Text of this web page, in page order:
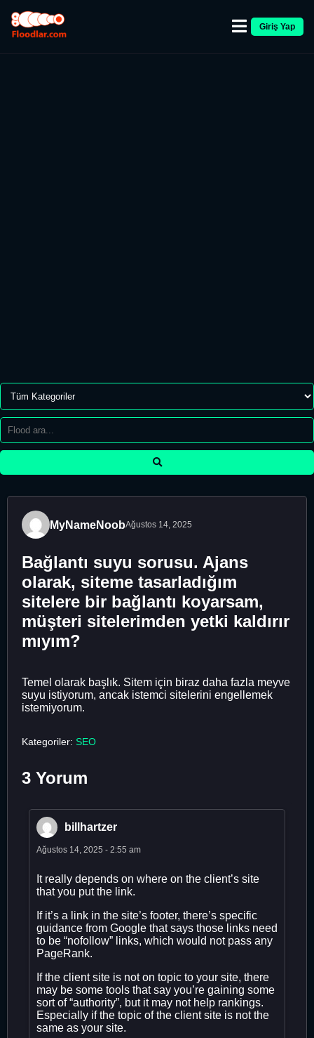
Giriş Yap
MyNameNoobAğustos 14, 2025
Bağlantı suyu sorusu. Ajans
olarak, siteme tasarladığım
sitelere bir bağlantı koyarsam,
müşteri sitelerimden yetki kaldırır
mıyım?
Temel olarak başlık. Sitem için biraz daha fazla meyve
suyu istiyorum, ancak istemci sitelerini engellemek
istemiyorum.
Kategoriler: SEO
3 Yorum
billhartzer
Ağustos 14, 2025 - 2:55 am
It really depends on where on the client’s site
that you put the link.
If it’s a link in the site’s footer, there’s specific
guidance from Google that says those links need
to be “nofollow” links, which would not pass any
PageRank.
If the client site is not on topic to your site, there
may be some tools that say you’re gaining some
sort of “authority”, but it may not help rankings.
Especially if the topic of the client site is not the
same as your site.